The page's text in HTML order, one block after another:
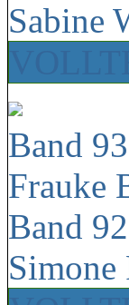
Sabine
Band
Frauke
Band
Simone